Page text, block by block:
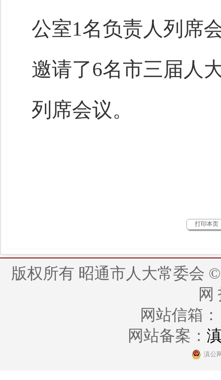
公室1名负责人列席
邀请了6名市三届人
列席会议。
打印本页
版权所有 昭通市人大常委会 ©
网
网站信箱
网站备案：
滇公